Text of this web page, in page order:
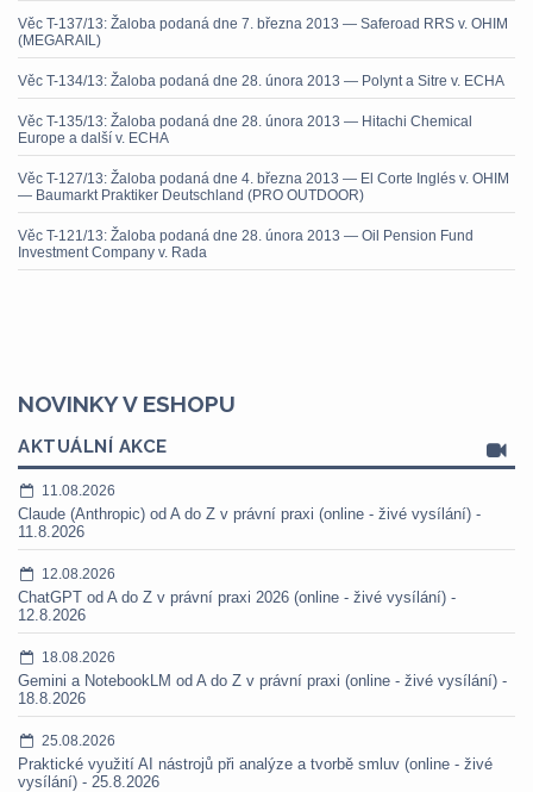
Věc T-137/13: Žaloba podaná dne 7. března 2013 — Saferoad RRS v. OHIM
(MEGARAIL)
Věc T-134/13: Žaloba podaná dne 28. února 2013 — Polynt a Sitre v. ECHA
Věc T-135/13: Žaloba podaná dne 28. února 2013 — Hitachi Chemical
Europe a další v. ECHA
Věc T-127/13: Žaloba podaná dne 4. března 2013 — El Corte Inglés v. OHIM
— Baumarkt Praktiker Deutschland (PRO OUTDOOR)
Věc T-121/13: Žaloba podaná dne 28. února 2013 — Oil Pension Fund
Investment Company v. Rada
NOVINKY V ESHOPU
AKTUÁLNÍ AKCE
11.08.2026
Claude (Anthropic) od A do Z v právní praxi (online - živé vysílání) -
11.8.2026
12.08.2026
ChatGPT od A do Z v právní praxi 2026 (online - živé vysílání) -
12.8.2026
18.08.2026
Gemini a NotebookLM od A do Z v právní praxi (online - živé vysílání) -
18.8.2026
25.08.2026
Praktické využití AI nástrojů při analýze a tvorbě smluv (online - živé
vysílání) - 25.8.2026